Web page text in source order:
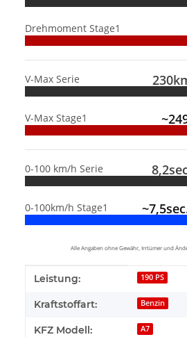
Drehmoment Stage1
V-Max Serie
V-Max Stage1
0-100 km/h Serie
0-100km/h Stage1
Alle Angaben ohne Gewähr, Irrtümer und
Produkteigenschaft
Wert
Leistung: 190 PS
Kraftstoffart: Benzin
KFZ Modell: A7